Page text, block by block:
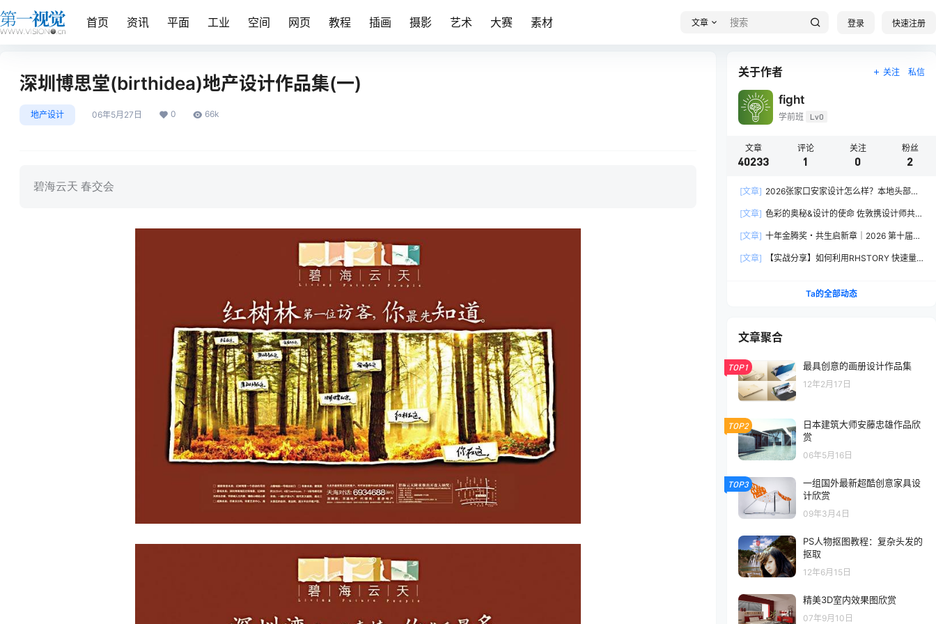
首页 资讯 平面 工业 空间 网页 教程 插画 摄影 艺术 大赛 素材 文章 登录 快速注册
深圳博思堂(birthidea)地产设计作品集(一)
地产设计 06年5月27日 0 66k
碧海云天 春交会
关于作者 关注 私信
fight
学前班 Lv0
文章
40233
评论
1
关注
0
粉丝
2
[文章] 2026张家口安家设计怎么样？本地头部全
[文章] 色彩的奥秘&设计的使命 佐敦携设计师共探
[文章] 十年金腾奖・共生启新章｜2026 第十届金
[文章]
【实战分享】如何利用RHSTORY 快速量
Ta的全部动态
文章聚合
TOP1 最具创意的画册设计作品集
12年2月17日
TOP2
日本建筑大师安藤忠雄作品欣
赏
06年5月16日
TOP3
一组国外最新超酷创意家具设
计欣赏
09年3月4日
PS人物抠图教程：复杂头发的
抠取
12年6月15日
精美3D室内效果图欣赏
07年9月10日